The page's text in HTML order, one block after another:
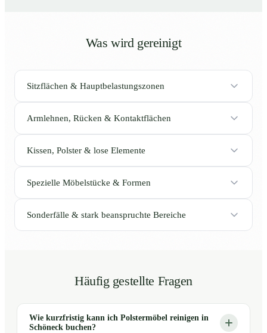
Was wird gereinigt
Sitzflächen & Hauptbelastungszonen
Armlehnen, Rücken & Kontaktflächen
Kissen, Polster & lose Elemente
Spezielle Möbelstücke & Formen
Sonderfälle & stark beanspruchte Bereiche
Häufig gestellte Fragen
Wie kurzfristig kann ich Polstermöbel reinigen in
Schöneck buchen?